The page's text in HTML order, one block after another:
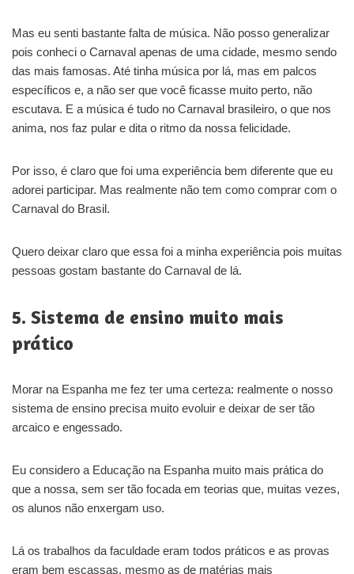
Mas eu senti bastante falta de música. Não posso generalizar
pois conheci o Carnaval apenas de uma cidade, mesmo sendo
das mais famosas. Até tinha música por lá, mas em palcos
específicos e, a não ser que você ficasse muito perto, não
escutava. E a música é tudo no Carnaval brasileiro, o que nos
anima, nos faz pular e dita o ritmo da nossa felicidade.
Por isso, é claro que foi uma experiência bem diferente que eu
adorei participar. Mas realmente não tem como comprar com o
Carnaval do Brasil.
Quero deixar claro que essa foi a minha experiência pois muitas
pessoas gostam bastante do Carnaval de lá.
5. Sistema de ensino muito mais
prático
Morar na Espanha me fez ter uma certeza: realmente o nosso
sistema de ensino precisa muito evoluir e deixar de ser tão
arcaico e engessado.
Eu considero a Educação na Espanha muito mais prática do
que a nossa, sem ser tão focada em teorias que, muitas vezes,
os alunos não enxergam uso.
Lá os trabalhos da faculdade eram todos práticos e as provas
eram bem escassas, mesmo as de matérias mais